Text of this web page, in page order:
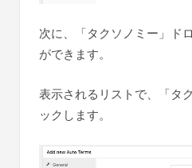
次に、「タクソノミー」ド
ができます。
表示されるリストで、「タ
ックします。